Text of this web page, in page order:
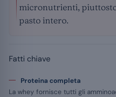
micronutrienti,
pasto intero.
Fatti chiave
Proteina completa
La whey fornisce tutti gli